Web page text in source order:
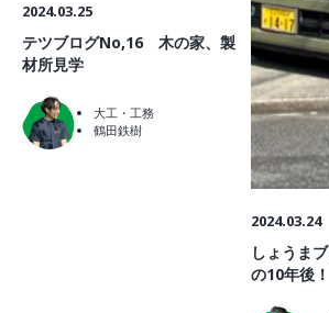
2024.03.25
テツブログNo,16 木の家、製
材所見学
大工・工務
鶴田鉄樹
2024.03.24
しょうま
の10年後！